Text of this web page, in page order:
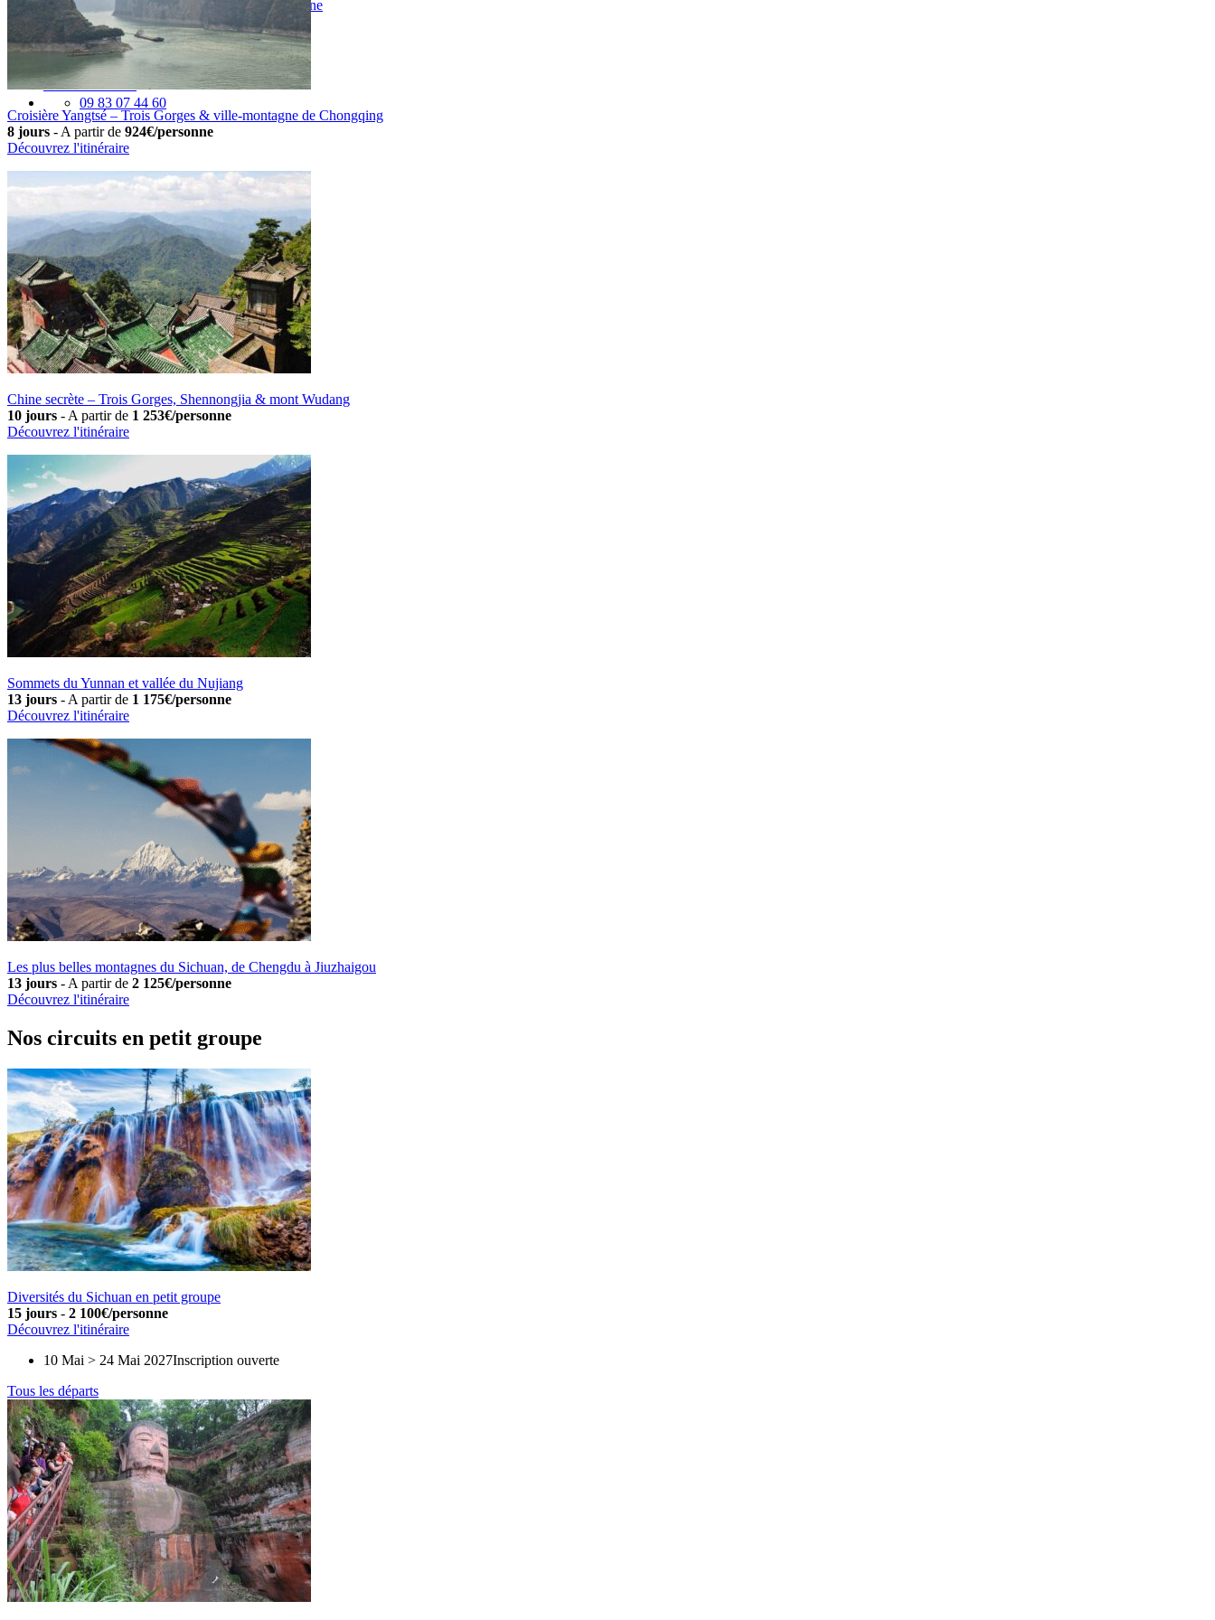
Vaccins pour votre voyage en Chine
Mal des montagnes
Demande d’info
09 83 07 44 60
Croisière Yangtsé – Trois Gorges & ville-montagne de Chongqing
8 jours - A partir de 924€/personne
Découvrez l'itinéraire
Chine secrète – Trois Gorges, Shennongjia & mont Wudang
10 jours - A partir de 1 253€/personne
Découvrez l'itinéraire
Sommets du Yunnan et vallée du Nujiang
13 jours - A partir de 1 175€/personne
Découvrez l'itinéraire
Les plus belles montagnes du Sichuan, de Chengdu à Jiuzhaigou
13 jours - A partir de 2 125€/personne
Découvrez l'itinéraire
Nos circuits en petit groupe
Diversités du Sichuan en petit groupe
15 jours - 2 100€/personne
Découvrez l'itinéraire
10 Mai > 24 Mai 2027Inscription ouverte
Tous les départs